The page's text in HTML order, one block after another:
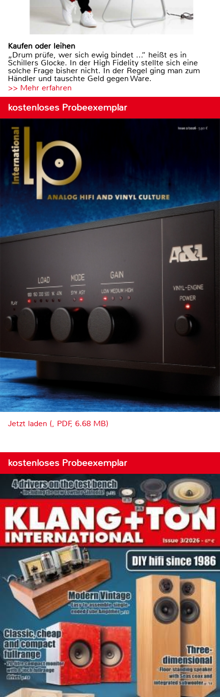
Kaufen oder leihen
„Drum prüfe, wer sich ewig bindet ...“ heißt es in
Schillers Glocke. In der High Fidelity stellte sich eine
solche Frage bisher nicht. In der Regel ging man zum
Händler und tauschte Geld gegen Ware.
>> Mehr erfahren
kostenloses Probeexemplar
Jetzt laden (, PDF, 6.68 MB)
kostenloses Probeexemplar